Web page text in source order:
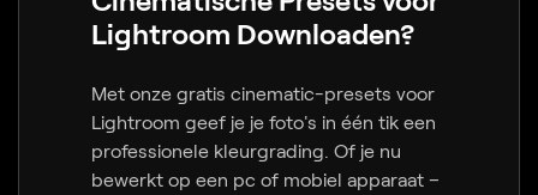
Lightroom Downloaden?
Met onze gratis cinematic-presets voor
Lightroom geef je je foto's in één tik een
professionele kleurgrading. Of je nu
bewerkt op een pc of mobiel apparaat –